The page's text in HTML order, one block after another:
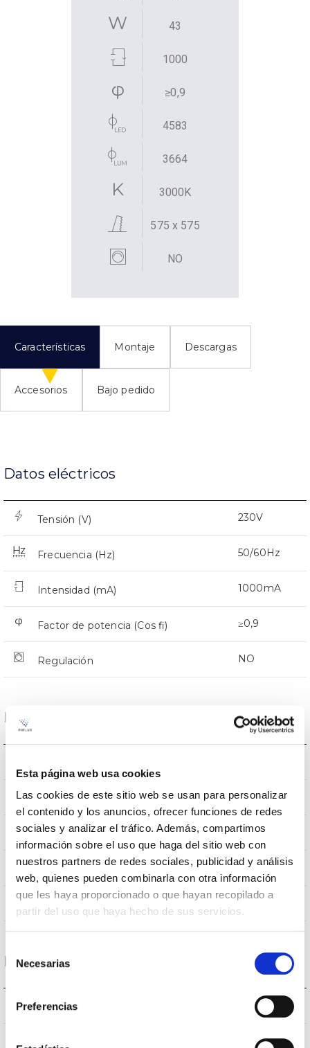
Esta página web usa cookies
Las cookies de este sitio web se usan para personalizar
el contenido y los anuncios, ofrecer funciones de redes
sociales y analizar el tráfico. Además, compartimos
información sobre el uso que haga del sitio web con
nuestros partners de redes sociales, publicidad y análisis
web, quienes pueden combinarla con otra información
que les haya proporcionado o que hayan recopilado a
partir del uso que haya hecho de sus servicios.
de Necesarias
Preferencias
43
1000
≥0,9
4583
3664
3000K
575 x 575
NO
Características Montaje Descargas
Accesorios Bajo pedido
Datos eléctricos
Tensión (V) 230V
Frecuencia (Hz) 50/60Hz
Intensidad (mA) 1000mA
Factor de potencia (Cos fi) ≥0,9
Regulación NO
Dimensiones y Montaje
Dimensiones 595x595x9mm
Posición de montaje EMPOTRADO TECHO
Empalmable NO
Iluminación Directa
Datos ópticos
Temperatura de color 3000K
CRI Índice de repr. cromática 80